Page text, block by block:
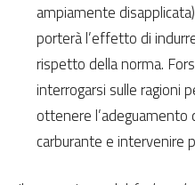
ampiamente
porterà l’effetto di
rispetto della norma.
interrogarsi sulle ragioni
ottenere l’adeguamento
carburante e intervenire